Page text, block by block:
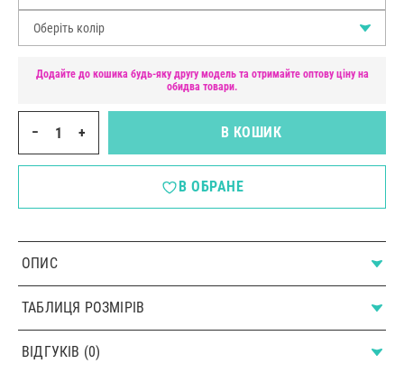
Оберіть колір
Додайте до кошика будь-яку другу модель та отримайте оптову ціну на
обидва товари.
− + В КОШИК
В ОБРАНЕ
ОПИС
ТАБЛИЦЯ РОЗМІРІВ
ВІДГУКІВ (0)